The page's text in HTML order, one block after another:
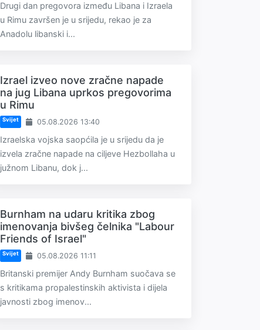
Drugi dan pregovora između Libana i Izraela
u Rimu završen je u srijedu, rekao je za
Anadolu libanski i...
Izrael izveo nove zračne napade
na jug Libana uprkos pregovorima
u Rimu
Svijet 05.08.2026 13:40
Izraelska vojska saopćila je u srijedu da je
izvela zračne napade na ciljeve Hezbollaha u
južnom Libanu, dok j...
Burnham na udaru kritika zbog
imenovanja bivšeg čelnika "Labour
Friends of Israel"
Svijet 05.08.2026 11:11
Britanski premijer Andy Burnham suočava se
s kritikama propalestinskih aktivista i dijela
javnosti zbog imenov...